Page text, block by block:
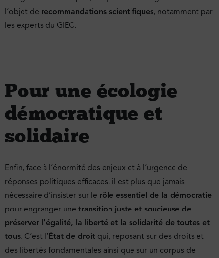
l’objet de recommandations scientifiques, notamment par
les experts du GIEC.
Pour une écologie
démocratique et
solidaire
Enfin, face à l’énormité des enjeux et à l’urgence de
réponses politiques efficaces, il est plus que jamais
nécessaire d’insister sur le rôle essentiel de la démocratie
pour engranger une transition juste et soucieuse de
préserver l’égalité, la liberté et la solidarité de toutes et
tous. C’est l’État de droit qui, reposant sur des droits et
des libertés fondamentales ainsi que sur un corpus de